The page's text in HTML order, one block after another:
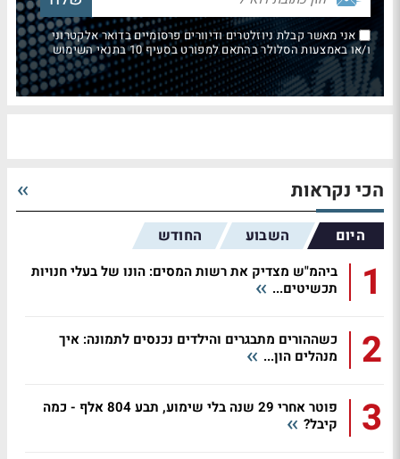
אני מאשר קבלת ניוזלטרים ודיוורים פרסומיים בדואר אלקטרוני
ו/או באמצעות הסלולר בהתאם למפורט בסעיף 10 בתנאי השימוש
הכי נקראות
היום השבוע החודש
1
ביהמ"ש מצדיק את רשות המסים: הונו של בעלי חנויות
תכשיטים...
2
כשההורים מתבגרים והילדים נכנסים לתמונה: איך
מנהלים הון...
3
פוטר אחרי 29 שנה בלי שימוע, תבע 804 אלף - כמה
קיבל?